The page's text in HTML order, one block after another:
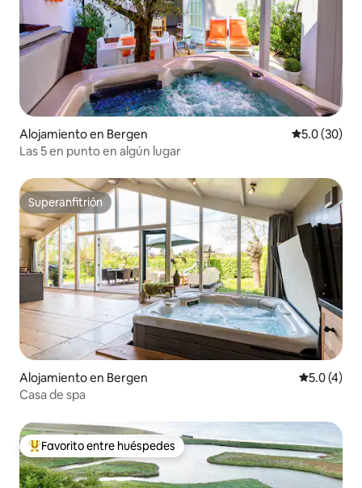
Alojamiento en Bergen Calificación
5.0 (30)
Las 5 en punto en algún lugar
Superanfitrión
Superanfitrión
Alojamiento en Bergen
5.0 (4)
Casa de spa
Favorito entre huéspedes preferido
Favorito entre huéspedes